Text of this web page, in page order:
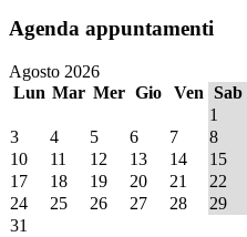
Agenda appuntamenti
Agosto 2026
Lun Mar Mer Gio Ven Sab
1
3
4 5 6 7 8
10
11 12 13 14 15
17
18 19 20 21 22
24
25 26 27 28 29
31